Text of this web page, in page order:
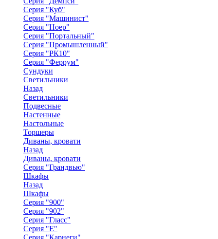
Серия "Куб"
Серия "Машинист"
Серия "Ноер"
Серия "Портальный"
Серия "Промышленный"
Серия "РК10"
Серия "Феррум"
Сундуки
Светильники
Назад
Светильники
Подвесные
Настенные
Настольные
Торшеры
Диваны, кровати
Назад
Диваны, кровати
Серия "Грандвью"
Шкафы
Назад
Шкафы
Серия "900"
Серия "902"
Серия "Гласс"
Серия "Е"
Серия "Карнеги"